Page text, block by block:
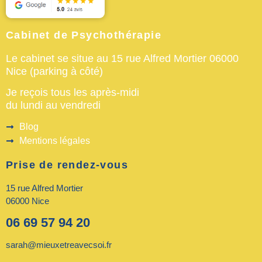
Cabinet de Psychothérapie
Le cabinet se situe au 15 rue Alfred Mortier 06000
Nice (parking à côté)
Je reçois tous les après-midi
du lundi au vendredi
Blog
Mentions légales
Prise de rendez-vous
15 rue Alfred Mortier
06000 Nice
06 69 57 94 20
sarah@mieuxetreavecsoi.fr